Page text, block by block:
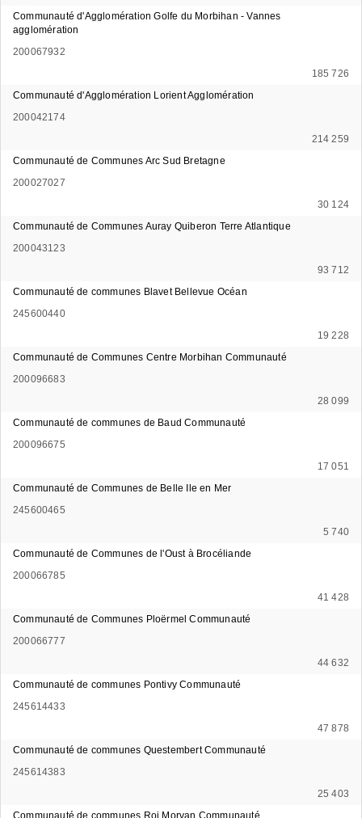
Communauté d'Agglomération Golfe du Morbihan - Vannes
agglomération
200067932
185 726
Communauté d'Agglomération Lorient Agglomération
200042174
214 259
Communauté de Communes Arc Sud Bretagne
200027027
30 124
Communauté de Communes Auray Quiberon Terre Atlantique
200043123
93 712
Communauté de communes Blavet Bellevue Océan
245600440
19 228
Communauté de Communes Centre Morbihan Communauté
200096683
28 099
Communauté de communes de Baud Communauté
200096675
17 051
Communauté de Communes de Belle Ile en Mer
245600465
5 740
Communauté de Communes de l'Oust à Brocéliande
200066785
41 428
Communauté de Communes Ploërmel Communauté
200066777
44 632
Communauté de communes Pontivy Communauté
245614433
47 878
Communauté de communes Questembert Communauté
245614383
25 403
Communauté de communes Roi Morvan Communauté